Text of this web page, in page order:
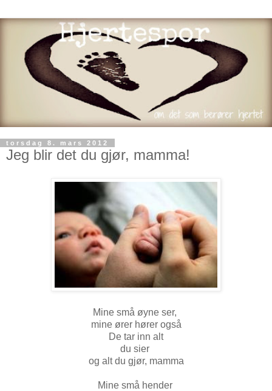
torsdag 8. mars 2012
Jeg blir det du gjør, mamma!
Mine små øyne ser,
mine ører hører også
De tar inn alt
du sier
og alt du gjør, mamma
Mine små hender